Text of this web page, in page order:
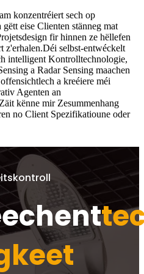
konzentréiert sech op
eise Clienten stänneg mat
fir hinnen ze hëllefen
z'erhalen.Déi selbst-entwéckelt
intelligent Kontrolltechnologie,
a Radar Sensing maachen
a kreéiere méi
Agenten an
kënne mir Zesummenhang
no Client Spezifikatioune oder